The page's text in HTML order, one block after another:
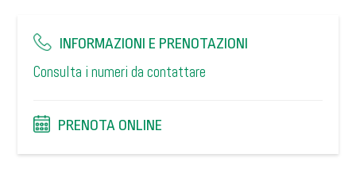
INFORMAZIONI E PRENOTAZIONI
Consulta i numeri da contattare
PRENOTA ONLINE